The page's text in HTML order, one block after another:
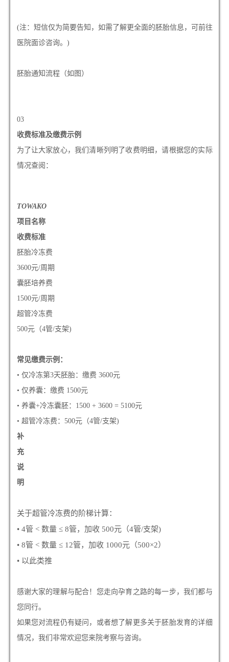
(注：短信仅为简要告知，如需了解更全面的胚胎信息，可前往
医院面诊咨询。)
胚胎通知流程（如图）
03
收费标准及缴费示例
为了让大家放心，我们清晰列明了收费明细，请根据您的实际
情况查阅：
TOWAKO
项目名称
收费标准
胚胎冷冻费
3600元/周期
囊胚培养费
1500元/周期
超管冷冻费
500元（4管/支架)
常见缴费示例：
• 仅冷冻第3天胚胎：缴费 3600元
• 仅养囊：缴费 1500元
• 养囊+冷冻囊胚：1500 + 3600 = 5100元
• 超管冷冻费：500元（4管/支架)
补
充
说
明
关于超管冷冻费的阶梯计算：
• 4管 < 数量 ≤ 8管，加收 500元（4管/支架)
• 8管 < 数量 ≤ 12管，加收 1000元（500×2）
• 以此类推
感谢大家的理解与配合！您走向孕育之路的每一步，我们都与
您同行。
如果您对流程仍有疑问，或者想了解更多关于胚胎发育的详细
情况，我们非常欢迎您来院考察与咨询。